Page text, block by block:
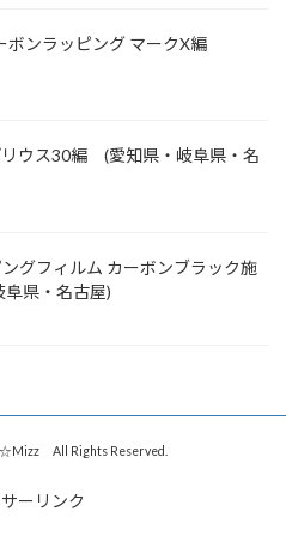
ボンラッピング マークX編
リウス30編 (愛知県・岐阜県・名
グフィルム カーボンブラック施
県・名古屋)
All Rights Reserved.
ーリンク